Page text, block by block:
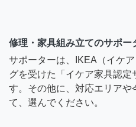
修理・家具組み立てのサポー
サポーターは、IKEA（イケ
グを受けた「イケア家具認
す。その他に、対応エリアや
て、選んでください。